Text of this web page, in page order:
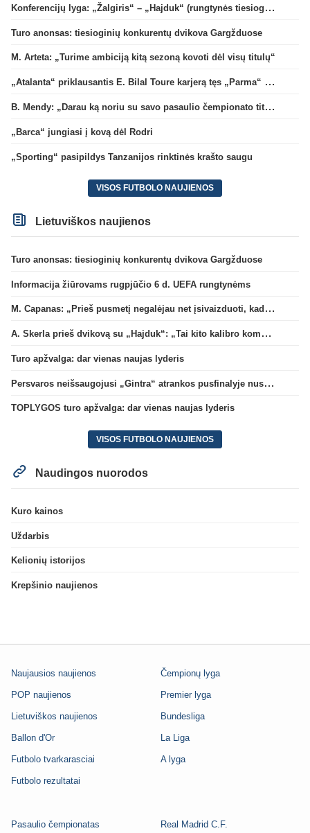
Konferencijų lyga: „Žalgiris“ – „Hajduk“ (rungtynės tiesiogiai)
Turo anonsas: tiesioginių konkurentų dvikova Gargžduose
M. Arteta: „Turime ambiciją kitą sezoną kovoti dėl visų titulų“
„Atalanta“ priklausantis E. Bilal Toure karjerą tęs „Parma“ gretose
B. Mendy: „Darau ką noriu su savo pasaulio čempionato titulu“
„Barca“ jungiasi į kovą dėl Rodri
„Sporting“ pasipildys Tanzanijos rinktinės krašto saugu
VISOS FUTBOLO NAUJIENOS
Lietuviškos naujienos
Turo anonsas: tiesioginių konkurentų dvikova Gargžduose
Informacija žiūrovams rugpjūčio 6 d. UEFA rungtynėms
M. Capanas: „Prieš pusmetį negalėjau net įsivaizduoti, kad žaisime prieš „Hajduk“
A. Skerla prieš dvikovą su „Hajduk“: „Tai kito kalibro komanda“
Turo apžvalga: dar vienas naujas lyderis
Persvaros neišsaugojusi „Gintra“ atrankos pusfinalyje nusileido Škotijos čempionėms
TOPLYGOS turo apžvalga: dar vienas naujas lyderis
VISOS FUTBOLO NAUJIENOS
Naudingos nuorodos
Kuro kainos
Uždarbis
Kelionių istorijos
Krepšinio naujienos
Naujausios naujienos
POP naujienos
Lietuviškos naujienos
Ballon d'Or
Futbolo tvarkarasciai
Futbolo rezultatai
Čempionų lyga
Premier lyga
Bundesliga
La Liga
A lyga
Pasaulio čempionatas Real Madrid C.F.